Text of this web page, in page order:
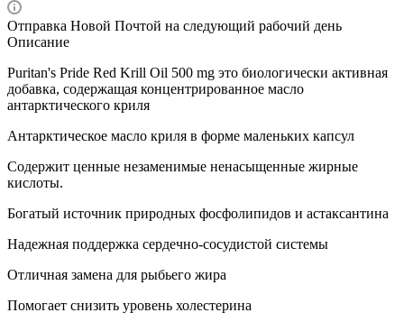
Отправка Новой Почтой на следующий рабочий день
Описание
Puritan's Pride Red Krill Oil 500 mg это биологически активная
добавка, содержащая концентрированное масло
антарктического криля
Антарктическое масло криля в форме маленьких капсул
Содержит ценные незаменимые ненасыщенные жирные
кислоты.
Богатый источник природных фосфолипидов и астаксантина
Надежная поддержка сердечно-сосудистой системы
Отличная замена для рыбьего жира
Помогает снизить уровень холестерина